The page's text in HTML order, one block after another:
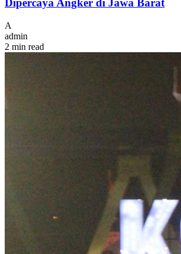
Dipercaya Angker di Jawa Barat
A
admin
2 min read